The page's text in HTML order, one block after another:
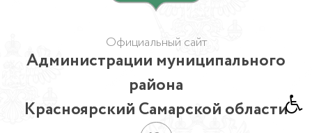
Официальный сайт
Администрации муниципального
района
Красноярский Самарской области